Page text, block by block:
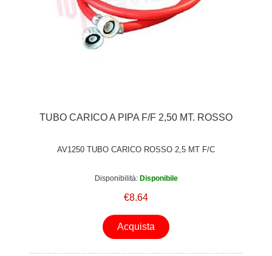
TUBO CARICO A PIPA F/F 2,50 MT. ROSSO
AV1250 TUBO CARICO ROSSO 2,5 MT F/C
Disponibilità: Disponibile
€8.64
Acquista